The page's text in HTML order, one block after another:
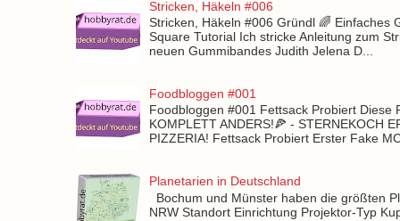
Stricken, Häkeln #006
Stricken, Häkeln #006 Gründl 🌈 Einfaches
Square Tutorial Ich stricke Anleitung zum
neuen Gummibandes Judith Jelena D...
Foodbloggen #001
Foodbloggen #001 Fettsack Probiert Diese
KOMPLETT ANDERS!🍕 - STERNEKOCH
PIZZERIA! Fettsack Probiert Erster Fake
Planetarien in Deutschland
Bochum und Münster haben die größten
NRW Standort Einrichtung Projektor-Typ